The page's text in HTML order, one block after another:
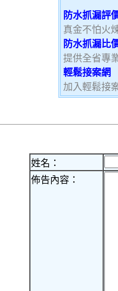
防水抓漏評
真金不怕火
防水抓漏比
提供全省專
輕鬆接案網
加入輕鬆接
姓名：
佈告內容：